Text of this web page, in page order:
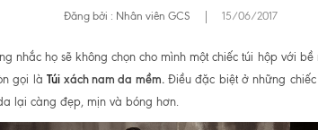
Đăng bởi : Nhân viên GCS 15/06/2017
nhắc họ sẽ không chọn cho mình một chiếc túi hộp với
gọi làTúi xách nam da mềm.Điều đặc biệt ở những
lại càng đẹp, mịn và bóng hơn.